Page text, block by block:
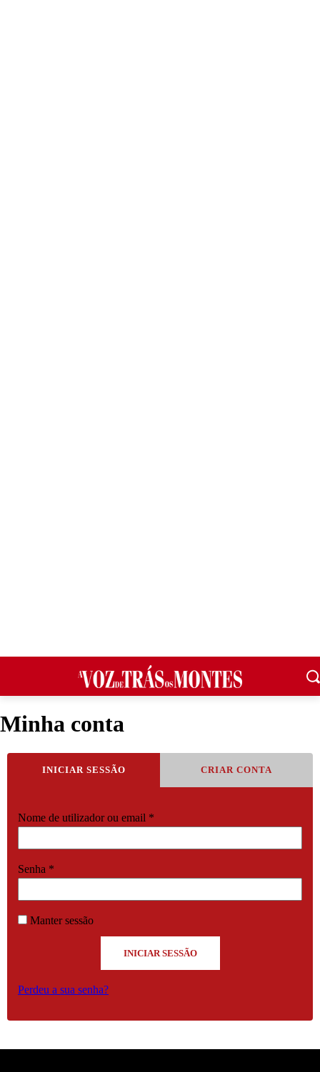
Minha conta
INICIAR SESSÃO CRIAR CONTA
Nome de utilizador ou email *
Senha *
Manter sessão
INICIAR SESSÃO
Perdeu a sua senha?